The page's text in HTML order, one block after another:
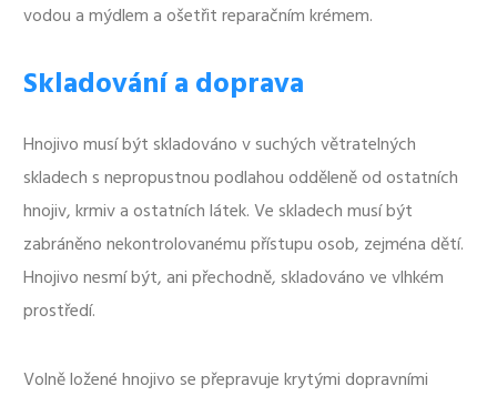
vodou a mýdlem a ošetřit reparačním krémem.
Skladování a doprava
Hnojivo musí být skladováno v suchých větratelných
skladech s nepropustnou podlahou odděleně od ostatních
hnojiv, krmiv a ostatních látek. Ve skladech musí být
zabráněno nekontrolovanému přístupu osob, zejména dětí.
Hnojivo nesmí být, ani přechodně, skladováno ve vlhkém
prostředí.
Volně ložené hnojivo se přepravuje krytými dopravními